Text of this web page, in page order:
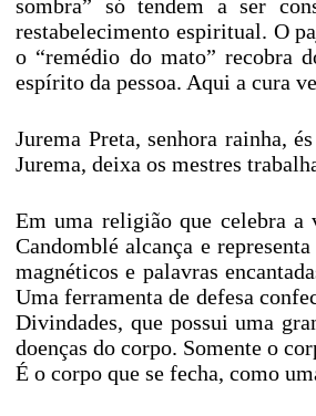
sombra” só tendem a ser
restabelecimento espiritual. O
o “remédio do mato” recobra
espírito da pessoa. Aqui a cura
Jurema Preta, senhora rainha,
Jurema, deixa os mestres
Em uma religião que celebra a
Candomblé alcança e
magnéticos e palavras
Uma ferramenta de defesa
Divindades, que possui uma
doenças do corpo. Somente o
É o corpo que se fecha, como